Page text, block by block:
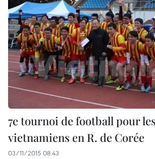
7e tournoi de football pour
vietnamiens en R. de Corée
03/11/2015 08:43